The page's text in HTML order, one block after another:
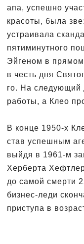
апа, успешно
красоты, была
устраивала
пятиминутного
Эйгеном в прямом
в честь дня
го. На следующий
работы, а Клео
В конце 1950-х
став успешным
выйдя в 1961-м
Херберта
до самой смерти
бизнес-леди
приступа в